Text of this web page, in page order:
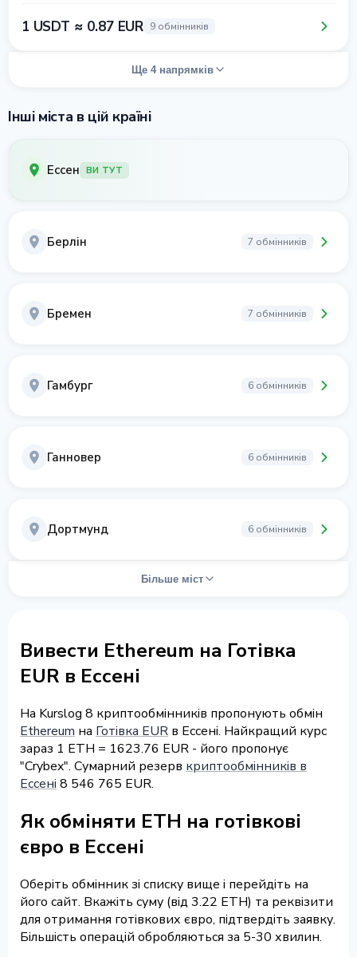
1 USDT ≈ 0.87 EUR 9 обмінників
Ще 4 напрямків
Інші міста в цій країні
Ессен ВИ ТУТ
Берлін 7 обмінників
Бремен 7 обмінників
Гамбург 6 обмінників
Ганновер 6 обмінників
Дортмунд 6 обмінників
Більше міст
Вивести Ethereum на Готівка
EUR в Ессені
На Kurslog 8 криптообмінників пропонують обмін
Ethereum на Готівка EUR в Ессені. Найкращий курс
зараз 1 ETH = 1623.76 EUR - його пропонує
"Crybex". Сумарний резерв криптообмінників в
Ессені 8 546 765 EUR.
Як обміняти ETH на готівкові
євро в Ессені
Оберіть обмінник зі списку вище і перейдіть на
його сайт. Вкажіть суму (від 3.22 ETH) та реквізити
для отримання готівкових євро, підтвердіть заявку.
Більшість операцій обробляються за 5-30 хвилин.